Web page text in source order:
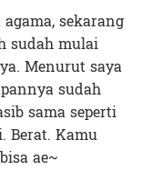
sekarang
sudah mulai
Menurut saya
sudah
sama seperti
Berat. Kamu
ae~